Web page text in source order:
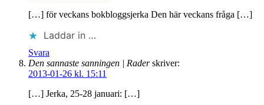
[…] för veckans bokbloggsjerka Den här veckans fråga […]
Laddar in …
Svara
Den sannaste sanningen | Rader skriver:
2013-01-26 kl. 15:11
[…] Jerka, 25-28 januari: […]